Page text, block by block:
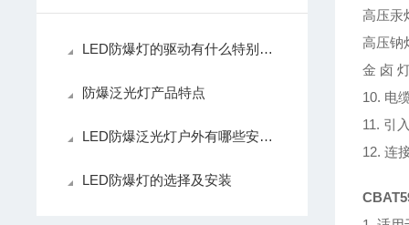
LED防爆灯的驱动有什么特别之处？
防爆泛光灯产品特点
LED防爆泛光灯户外有哪些安装方式？
LED防爆灯的选择及安装
高压汞
高压钠
金 卤
10. 电
11. 引
12. 连